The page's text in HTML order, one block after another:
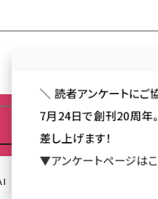
当者Forum
カテゴリ／種別 から探す
＼ 読者アンケートにご
7月24日で創刊20周年
差し上げます！
▼アンケートページは